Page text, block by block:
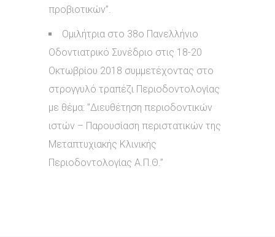
προβιοτικών”.
Ομιλήτρια στο 38ο Πανελλήνιο
Οδοντιατρικό Συνέδριο στις 18-20
Οκτωβρίου 2018 συμμετέχοντας στο
στρογγυλό τραπέζι Περιοδοντολογίας
με θέμα: ”Διευθέτηση περιοδοντικών
ιστών – Παρουσίαση περιστατικών της
Μεταπτυχιακής Κλινικής
Περιοδοντολογίας Α.Π.Θ.”